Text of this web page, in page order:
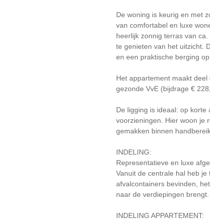
De woning is keurig en met
van comfortabel en luxe
heerlijk zonnig terras van
te genieten van het uitzicht.
en een praktische berging
Het appartement maakt
gezonde VvE (bijdrage €
De ligging is ideaal: op
voorzieningen. Hier woon je
gemakken binnen
INDELING:
Representatieve en luxe
Vanuit de centrale hal heb
afvalcontainers bevinden,
naar de verdiepingen brengt.
INDELING APPARTEMENT: